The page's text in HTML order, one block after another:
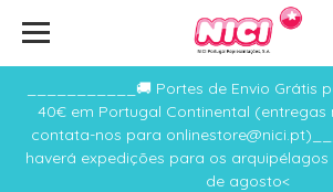
___________🚚 Portes de Envio Grátis
40€ em Portugal Continental (entregas
contata-nos para
haverá expedições para os arquipélagos
de agosto<